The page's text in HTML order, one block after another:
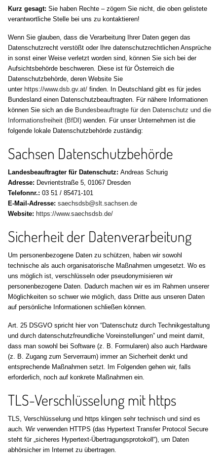
Kurz gesagt: Sie haben Rechte – zögern Sie nicht, die oben gelistete
verantwortliche Stelle bei uns zu kontaktieren!
Wenn Sie glauben, dass die Verarbeitung Ihrer Daten gegen das
Datenschutzrecht verstößt oder Ihre datenschutzrechtlichen Ansprüche
in sonst einer Weise verletzt worden sind, können Sie sich bei der
Aufsichtsbehörde beschweren. Diese ist für Österreich die
Datenschutzbehörde, deren Website Sie
unter https://www.dsb.gv.at/ finden. In Deutschland gibt es für jedes
Bundesland einen Datenschutzbeauftragten. Für nähere Informationen
können Sie sich an die Bundesbeauftragte für den Datenschutz und die
Informationsfreiheit (BfDI) wenden. Für unser Unternehmen ist die
folgende lokale Datenschutzbehörde zuständig:
Sachsen Datenschutzbehörde
Landesbeauftragter für Datenschutz: Andreas Schurig
Adresse: Devrientstraße 5, 01067 Dresden
Telefonnr.: 03 51 / 85471-101
E-Mail-Adresse: saechsdsb@slt.sachsen.de
Website: https://www.saechsdsb.de/
Sicherheit der Datenverarbeitung
Um personenbezogene Daten zu schützen, haben wir sowohl
technische als auch organisatorische Maßnahmen umgesetzt. Wo es
uns möglich ist, verschlüsseln oder pseudonymisieren wir
personenbezogene Daten. Dadurch machen wir es im Rahmen unserer
Möglichkeiten so schwer wie möglich, dass Dritte aus unseren Daten
auf persönliche Informationen schließen können.
Art. 25 DSGVO spricht hier von “Datenschutz durch Technikgestaltung
und durch datenschutzfreundliche Voreinstellungen” und meint damit,
dass man sowohl bei Software (z. B. Formularen) also auch Hardware
(z. B. Zugang zum Serverraum) immer an Sicherheit denkt und
entsprechende Maßnahmen setzt. Im Folgenden gehen wir, falls
erforderlich, noch auf konkrete Maßnahmen ein.
TLS-Verschlüsselung mit https
TLS, Verschlüsselung und https klingen sehr technisch und sind es
auch. Wir verwenden HTTPS (das Hypertext Transfer Protocol Secure
steht für „sicheres Hypertext-Übertragungsprotokoll“), um Daten
abhörsicher im Internet zu übertragen.